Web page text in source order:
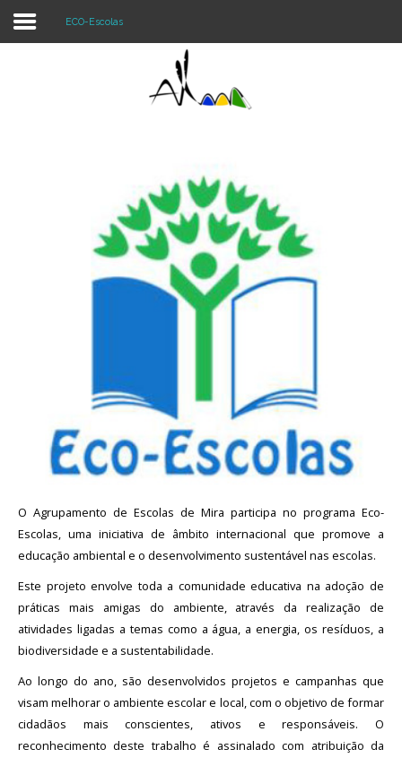
Alunos e Pais
Avaliação
ECO-Escolas
O Agrupamento de Escolas de Mira participa no programa Eco-
Escolas, uma iniciativa de âmbito internacional que promove a
educação ambiental e o desenvolvimento sustentável nas escolas.
Este projeto envolve toda a comunidade educativa na adoção de
práticas mais amigas do ambiente, através da realização de
atividades ligadas a temas como a água, a energia, os resíduos, a
biodiversidade e a sustentabilidade.
Ao longo do ano, são desenvolvidos projetos e campanhas que
visam melhorar o ambiente escolar e local, com o objetivo de formar
cidadãos mais conscientes, ativos e responsáveis. O
reconhecimento deste trabalho é assinalado com atribuição da